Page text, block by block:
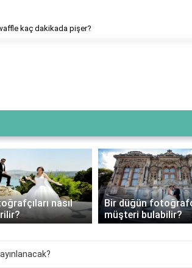
kaç dakikada pişer?
nasıl
Bir düğün
müşteri bulabilir?